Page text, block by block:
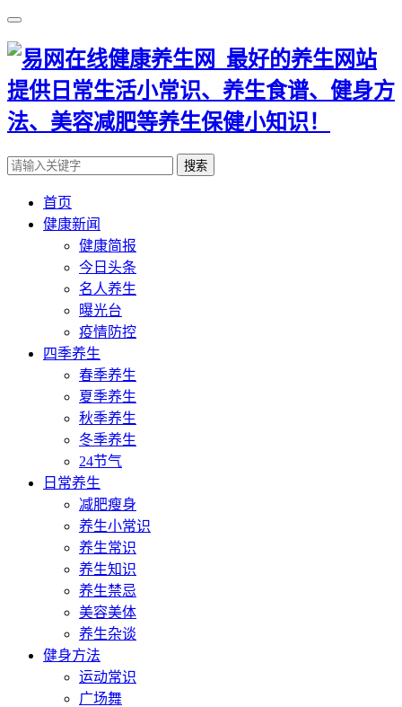
搜索
首页
健康新闻
健康简报
今日头条
名人养生
曝光台
疫情防控
四季养生
春季养生
夏季养生
秋季养生
冬季养生
24节气
日常养生
减肥瘦身
养生小常识
养生常识
养生知识
养生禁忌
美容美体
养生杂谈
健身方法
运动常识
广场舞